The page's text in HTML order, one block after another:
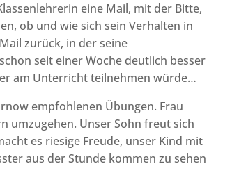
eine Mail, mit der Bitte,
ob und wie sich sein Verhalten in
zurück, in der seine
seit einer Woche deutlich besser
am Unterricht teilnehmen würde…
empfohlenen Übungen. Frau
umzugehen. Unser Sohn freut sich
es riesige Freude, unser Kind mit
aus der Stunde kommen zu sehen